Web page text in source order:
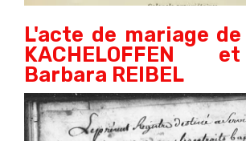
L'acte de mariage
KACHELOFFEN
Barbara REIBEL